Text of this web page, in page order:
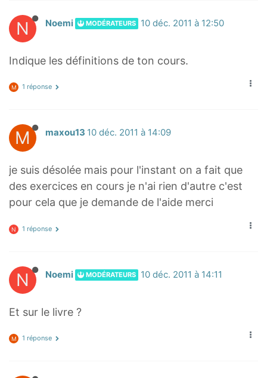
N Noemi MODÉRATEURS 10 déc. 2011 à 12:50
Indique les définitions de ton cours.
M 1 réponse
M maxou13 10 déc. 2011 à 14:09
je suis désolée mais pour l'instant on a fait que
des exercices en cours je n'ai rien d'autre c'est
pour cela que je demande de l'aide merci
N 1 réponse
N Noemi MODÉRATEURS 10 déc. 2011 à 14:11
Et sur le livre ?
M 1 réponse